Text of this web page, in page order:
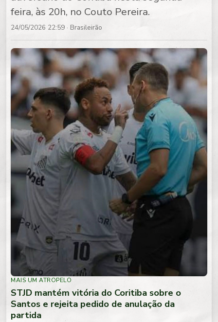
feira, às 20h, no Couto Pereira.
24/05/2026 22:59 · Brasileirão
MAIS UM ATROPELO
STJD mantém vitória do Coritiba sobre o
Santos e rejeita pedido de anulação da
partida